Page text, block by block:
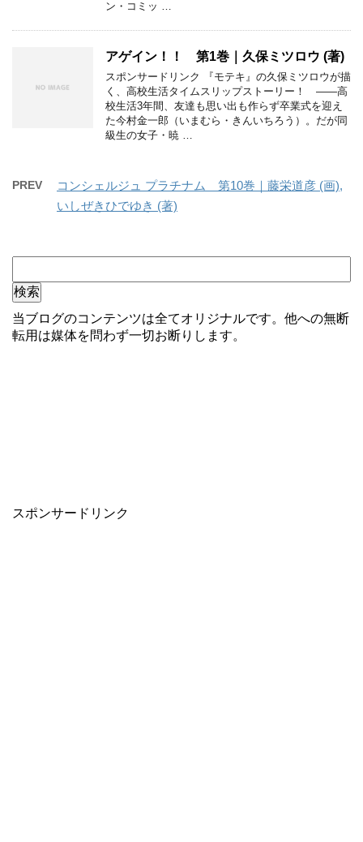
ン・コミッ …
アゲイン！！ 第1巻｜久保ミツロウ (著)
スポンサードリンク 『モテキ』の久保ミツロウが描
く、高校生活タイムスリップストーリー！ ――高
校生活3年間、友達も思い出も作らず卒業式を迎え
た今村金一郎（いまむら・きんいちろう）。だが同
級生の女子・暁 …
PREV
コンシェルジュ プラチナム 第10巻｜藤栄道彦 (画),
いしぜきひでゆき (著)
当ブログのコンテンツは全てオリジナルです。他への無断
転用は媒体を問わず一切お断りします。
スポンサードリンク